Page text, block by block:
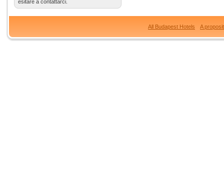
esitare a contattarci.
All Budapest Hotels A